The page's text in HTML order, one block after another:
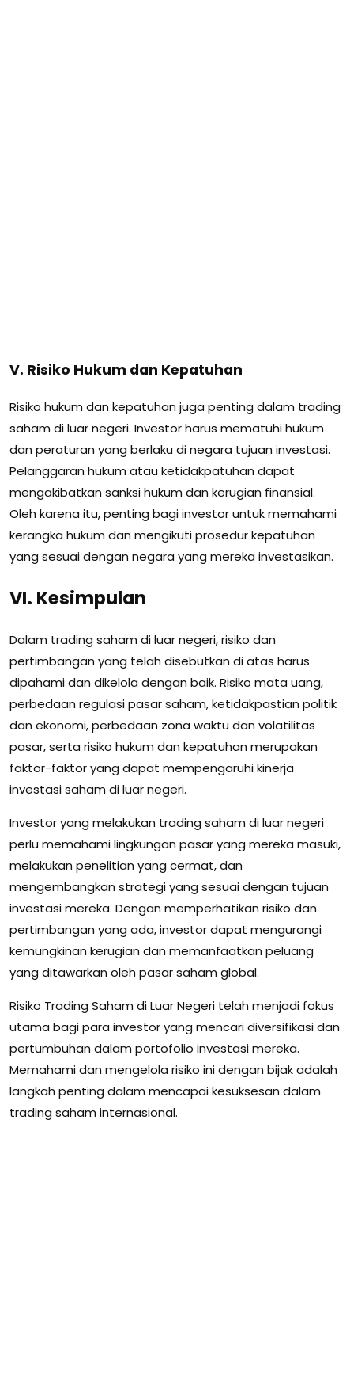
V. Risiko Hukum dan Kepatuhan
Risiko hukum dan kepatuhan juga penting dalam trading
saham di luar negeri. Investor harus mematuhi hukum
dan peraturan yang berlaku di negara tujuan investasi.
Pelanggaran hukum atau ketidakpatuhan dapat
mengakibatkan sanksi hukum dan kerugian finansial.
Oleh karena itu, penting bagi investor untuk memahami
kerangka hukum dan mengikuti prosedur kepatuhan
yang sesuai dengan negara yang mereka investasikan.
VI. Kesimpulan
Dalam trading saham di luar negeri, risiko dan
pertimbangan yang telah disebutkan di atas harus
dipahami dan dikelola dengan baik. Risiko mata uang,
perbedaan regulasi pasar saham, ketidakpastian politik
dan ekonomi, perbedaan zona waktu dan volatilitas
pasar, serta risiko hukum dan kepatuhan merupakan
faktor-faktor yang dapat mempengaruhi kinerja
investasi saham di luar negeri.
Investor yang melakukan trading saham di luar negeri
perlu memahami lingkungan pasar yang mereka masuki,
melakukan penelitian yang cermat, dan
mengembangkan strategi yang sesuai dengan tujuan
investasi mereka. Dengan memperhatikan risiko dan
pertimbangan yang ada, investor dapat mengurangi
kemungkinan kerugian dan memanfaatkan peluang
yang ditawarkan oleh pasar saham global.
Risiko Trading Saham di Luar Negeri telah menjadi fokus
utama bagi para investor yang mencari diversifikasi dan
pertumbuhan dalam portofolio investasi mereka.
Memahami dan mengelola risiko ini dengan bijak adalah
langkah penting dalam mencapai kesuksesan dalam
trading saham internasional.